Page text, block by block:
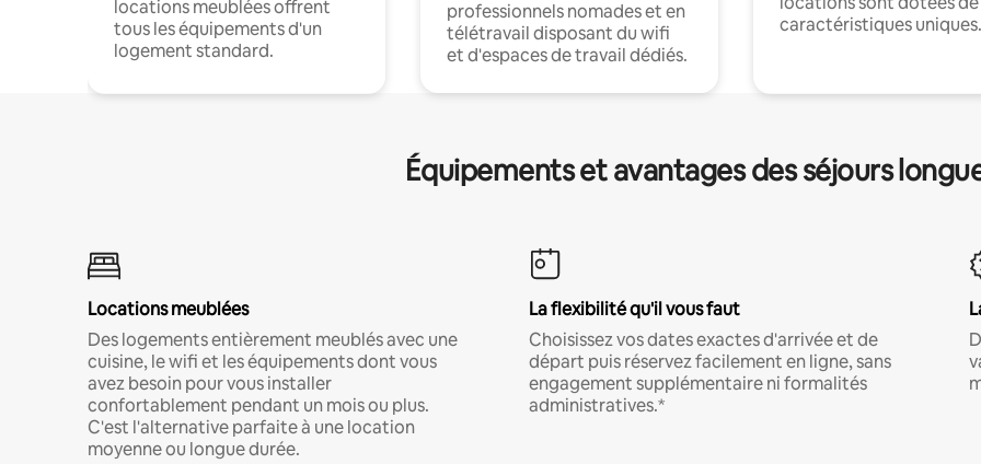
locations meublées offrent
tous les équipements d'un
logement standard.
professionnels nomades et en
télétravail disposant du wifi
et d'espaces de travail dédiés.
caractéristiques uniques.
Équipements et avantages des séjours
Locations meublées
Des logements entièrement meublés avec une
cuisine, le wifi et les équipements dont vous
avez besoin pour vous installer
confortablement pendant un mois ou plus.
C'est l'alternative parfaite à une location
moyenne ou longue durée.
La flexibilité qu'il vous faut
Choisissez vos dates exactes d'arrivée et de
départ puis réservez facilement en ligne, sans
engagement supplémentaire ni formalités
administratives.*